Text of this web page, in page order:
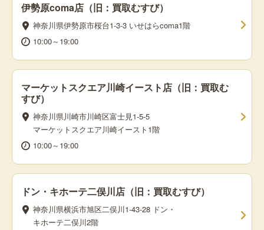
伊勢原coma店（旧：買取むすび）
神奈川県伊勢原市桜台1-3-3 いせはらcoma1階
10:00～19:00
マーケットスクエア川崎イースト店（旧：買取む
すび）
神奈川県川崎市川崎区富士見1-5-5
マーケットスクエア川崎イースト1階
10:00～19:00
ドン・キホーテ二俣川店（旧：買取むすび）
神奈川県横浜市旭区二俣川1-43-28 ドン・
キホーテ二俣川2階